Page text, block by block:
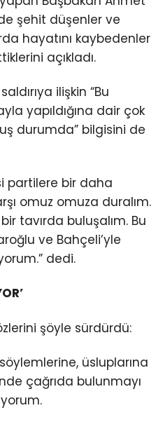
şehit düşenler ve
hayatını kaybedenler
açıkladı.
ilişkin “Bu
yapıldığına dair çok
durumda” bilgisini de
partilere bir daha
omuz omuza duralım.
tavırda buluşalım. Bu
ve Bahçeli’yle
dedi.
şöyle sürdürdü:
üsluplarına
çağrıda bulunmayı